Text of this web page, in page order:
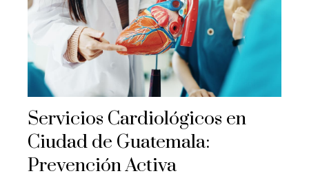
Servicios Cardiológicos en
Ciudad de Guatemala:
Prevención Activa